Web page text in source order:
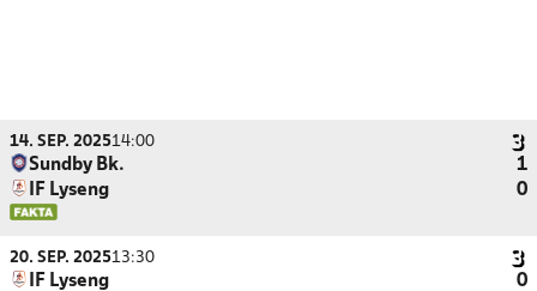
14. SEP. 202514:00
Sundby Bk.
1
IF Lyseng
0
20. SEP. 202513:30
IF Lyseng
0